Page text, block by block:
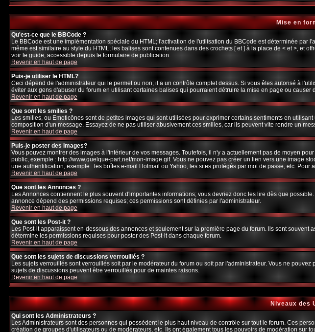
Mise en
Qu'est-ce que le BBCode ?
Le BBCode est une implémentation spéciale du HTML; l'activation de l'utilisation du BBCode est déterminée
même est similaire au style du HTML; les balises sont contenues dans des crochets [ et ] à la place de < et >, et
voir le guide, accessible depuis le formulaire de publication.
Revenir en haut de page
Puis-je utiliser le HTML?
Ceci dépend de l'administrateur qui le permet ou non; il a un contrôle complet dessus. Si vous êtes autorisé à
éviter aux gens d'abuser du forum en utilisant certaines balises qui pourraient détruire la mise en page ou
Revenir en haut de page
Que sont les smilies ?
Les smilies, ou Emoticônes sont de petites images qui sont utilisées pour exprimer certains sentiments en
composition d'un message. Essayez de ne pas utiliser abusivement ces smilies, car ils peuvent vite rendre un
Revenir en haut de page
Puis-je poster des Images?
Vous pouvez montrer des images à l'intérieur de vos messages. Toutefois, il n'y a actuellement pas de moyen
public, exemple : http://www.quelque-part.net/mon-image.gif. Vous ne pouvez pas créer un lien vers une image
une authentification, exemple : les boîtes e-mail Hotmail ou Yahoo, les sites protégés par mot de passe, etc.
Revenir en haut de page
Que sont les Annonces ?
Les Annonces contiennent le plus souvent d'importantes informations; vous devriez donc les lire dès que
annonce dépend des permissions requises; ces permissions sont définies par l'administrateur.
Revenir en haut de page
Que sont les Post-it ?
Les Post-it apparaissent en-dessous des annonces et seulement sur la première page du forum. Ils sont
détermine les permissions requises pour poster des Post-it dans chaque forum.
Revenir en haut de page
Que sont les sujets de discussions verrouillés ?
Les sujets verrouillés sont verrouillés soit par le modérateur du forum ou soit par l'administrateur. Vous ne
sujets de discussions peuvent être verrouillés pour de maintes raisons.
Revenir en haut de page
Niveaux des
Qui sont les Administrateurs ?
Les Administrateurs sont des personnes qui possèdent le plus haut niveau de contrôle sur tout le forum. Ces
création de groupes d'utilisateurs ou de modérateurs, etc. Ils ont également tous les pouvoirs de modération sur